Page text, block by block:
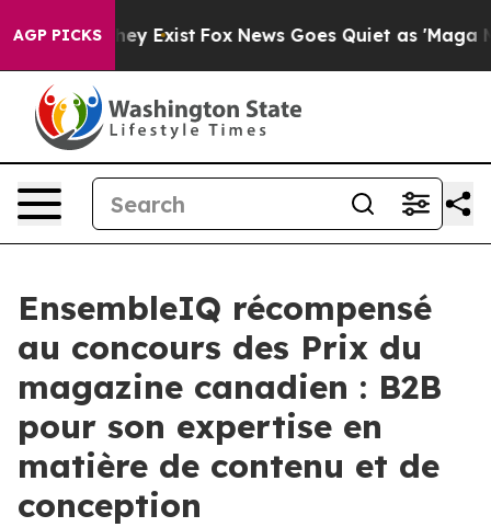
AGP PICKS
They Exist Fox News Goes Quiet as 'Maga
EnsembleIQ récompensé
au concours des Prix du
magazine canadien : B2B
pour son expertise en
matière de contenu et de
conception